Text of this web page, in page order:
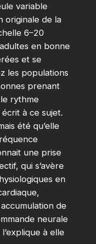
variable
originale de la
6–20
en bonne
et se
les populations
prenant
rythme
à ce sujet.
été qu’elle
une prise
qui s’avère
en
de
neurale
à elle